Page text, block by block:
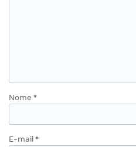
Nome *
E-mail *